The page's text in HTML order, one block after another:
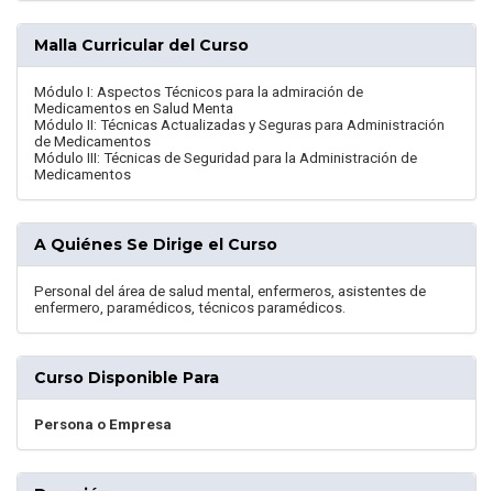
Malla Curricular del Curso
Módulo I: Aspectos Técnicos para la admiración de
Medicamentos en Salud Menta
Módulo II: Técnicas Actualizadas y Seguras para Administración
de Medicamentos
Módulo III: Técnicas de Seguridad para la Administración de
Medicamentos
A Quiénes Se Dirige el Curso
Personal del área de salud mental, enfermeros, asistentes de
enfermero, paramédicos, técnicos paramédicos.
Curso Disponible Para
Persona o Empresa